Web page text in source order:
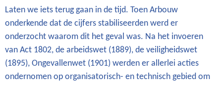
Laten we iets terug gaan in de tijd. Toen Arbouw
onderkende dat de cijfers stabiliseerden werd er
onderzocht waarom dit het geval was. Na het invoeren
van Act 1802, de arbeidswet (1889), de veiligheidswet
(1895), Ongevallenwet (1901) werden er allerlei acties
ondernomen op organisatorisch- en technisch gebied om